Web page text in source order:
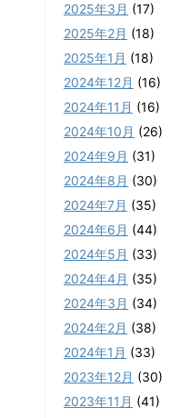
2025年3月 (17)
2025年2月 (18)
2025年1月 (18)
2024年12月 (16)
2024年11月 (16)
2024年10月 (26)
2024年9月 (31)
2024年8月 (30)
2024年7月 (35)
2024年6月 (44)
2024年5月 (33)
2024年4月 (35)
2024年3月 (34)
2024年2月 (38)
2024年1月 (33)
2023年12月 (30)
2023年11月 (41)